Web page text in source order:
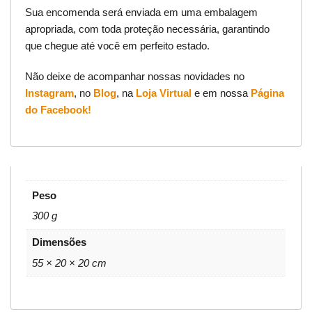
Sua encomenda será enviada em uma embalagem
apropriada, com toda proteção necessária, garantindo
que chegue até você em perfeito estado.
Não deixe de acompanhar nossas novidades no
Instagram, no Blog, na Loja Virtual e em nossa Página
do Facebook!
Peso
300 g
Dimensões
55 × 20 × 20 cm